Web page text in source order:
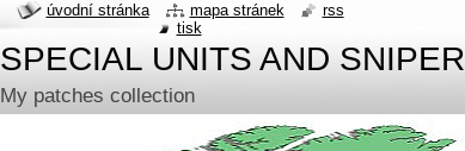
SPECIAL UNITS AND SNIPER
My patches collection
úvodní stránka mapa stránek
rss
tisk